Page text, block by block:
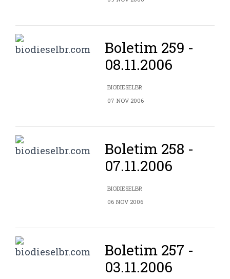
Boletim 259 -
08.11.2006
BIODIESELBR
07 NOV 2006
Boletim 258 -
07.11.2006
BIODIESELBR
06 NOV 2006
Boletim 257 -
03.11.2006